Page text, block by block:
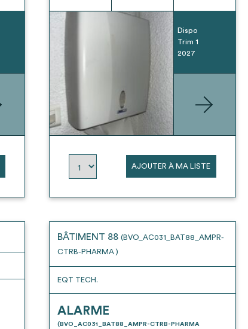
Dispo
Trim 1
2027
AJOUTER À MA LISTE
BÂTIMENT 88 (BVO_AC031_BAT88_AMPR-
CTRB-PHARMA )
EQT TECH.
ALARME
(BVO_AC031_BAT88_AMPR-CTRB-PHARMA